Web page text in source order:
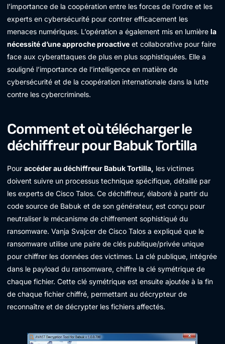
l’importance de la coopération entre les forces de l’ordre et les
experts en cybersécurité pour contrer efficacement les
menaces numériques. L’opération a également mis en lumière la
nécessité d’une approche proactive et collaborative pour faire
face aux cyberattaques de plus en plus sophistiquées. Elle a
souligné l’importance de l’intelligence en matière de
cybersécurité et de la coopération internationale dans la lutte
contre les cybercriminels.
Comment et où télécharger le
déchiffreur pour Babuk Tortilla
Pour accéder au déchiffreur Babuk Tortilla, les victimes
doivent suivre un processus technique spécifique, détaillé par
les experts de Cisco Talos. Ce déchiffreur, élaboré à partir du
code source de Babuk et de son générateur, est conçu pour
neutraliser le mécanisme de chiffrement sophistiqué du
ransomware. Vanja Svajcer de Cisco Talos a expliqué que le
ransomware utilise une paire de clés publique/privée unique
pour chiffrer les données des victimes. La clé publique, intégrée
dans le payload du ransomware, chiffre la clé symétrique de
chaque fichier. Cette clé symétrique est ensuite ajoutée à la fin
de chaque fichier chiffré, permettant au décrypteur de
reconnaître et de décrypter les fichiers affectés.